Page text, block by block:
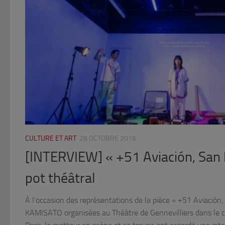
CULTURE ET ART 28 OCTOBRE 2016
[INTERVIEW] « +51 Aviación,
pot théâtral
À l’occasion des représentations de la pièce « +51
KAMISATO organisées au Théâtre de Gennevilliers dans le